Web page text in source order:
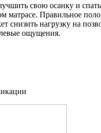
свою осанку и
матрасе. Правильное
снизить нагрузку на
ощущения.